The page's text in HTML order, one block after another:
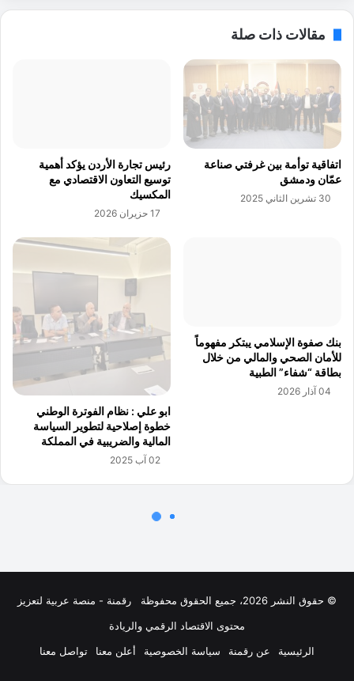
© حقوق النشر 2026، جميع الحقوق محفوظة
رقمنة - منصة عربية لتعزيز
محتوى الاقتصاد الرقمي والريادة
الرئيسية
عن رقمنة سياسة الخصوصية أعلن معنا تواصل معنا